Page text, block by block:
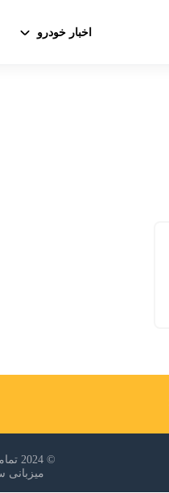
اخبار خودرو
© 2024 تمامی حقوق برای وب سایت خودرودیلی محفوظ است.